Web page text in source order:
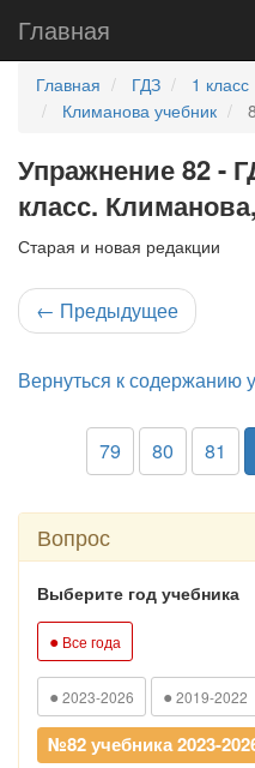
Главная
Главная ГДЗ 1 класс
Климанова учебник
Упражнение 82 -
класс.
Старая и новая редакции
← Предыдущее
Вернуться к содержанию
79 80 81
Вопрос
Выберите год учебника
● Все года
● 2023-2026 ● 2019-2022
№82 учебника 2023-